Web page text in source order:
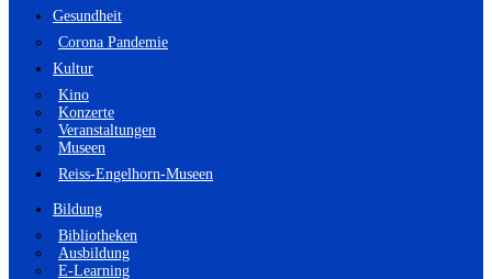
Gesundheit
Corona Pandemie
Kultur
Kino
Konzerte
Veranstaltungen
Museen
Reiss-Engelhorn-Museen
Bildung
Bibliotheken
Ausbildung
E-Learning